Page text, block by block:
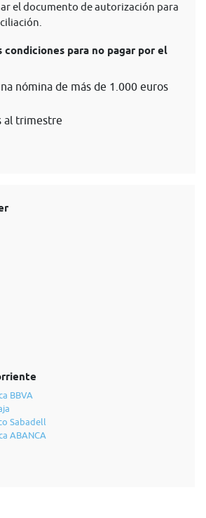
el documento de autorización para
condiciones para no pagar por el
nómina de más de 1.000 euros
al trimestre
BBVA
Sabadell
ABANCA